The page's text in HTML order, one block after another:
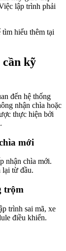
lập trình phải
hiểu thêm tại
cần kỹ
đến hệ thống
nhận chìa hoặc
thực hiện bởi
mới
nhận chìa mới.
lại từ đầu.
trộm
trình sai mã, xe
điều khiển.